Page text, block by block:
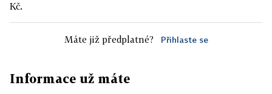
Kč.
Máte již předplatné? Přihlaste se
Informace už máte